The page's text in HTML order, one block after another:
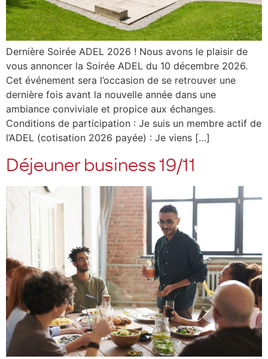
Dernière Soirée ADEL 2026 ! Nous avons le plaisir de
vous annoncer la Soirée ADEL du 10 décembre 2026.
Cet événement sera l’occasion de se retrouver une
dernière fois avant la nouvelle année dans une
ambiance conviviale et propice aux échanges.
Conditions de participation : Je suis un membre actif de
l’ADEL (cotisation 2026 payée) : Je viens […]
Déjeuner business 19/11